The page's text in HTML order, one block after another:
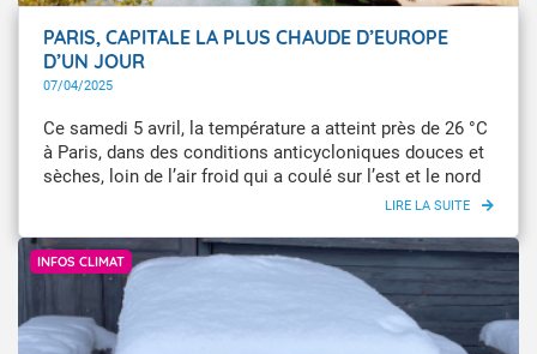
PARIS, CAPITALE LA PLUS CHAUDE D’EUROPE
D’UN JOUR
07/04/2025
Ce samedi 5 avril, la température a atteint près de 26 °C
à Paris, dans des conditions anticycloniques douces et
sèches, loin de l’air froid qui a coulé sur l’est et le nord
de l’Europe. Notre capitale était ainsi, pour un jour, la
INFOS CLIMAT
Gawaine Chikh